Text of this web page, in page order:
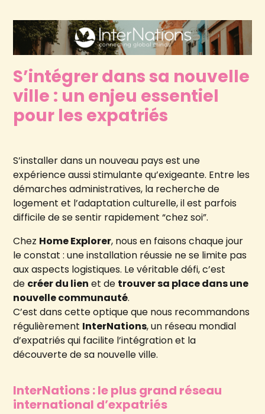
S’intégrer dans sa nouvelle
ville : un enjeu essentiel
pour les expatriés
S’installer dans un nouveau pays est une
expérience aussi stimulante qu’exigeante. Entre les
démarches administratives, la recherche de
logement et l’adaptation culturelle, il est parfois
difficile de se sentir rapidement “chez soi”.
Chez Home Explorer, nous en faisons chaque jour
le constat : une installation réussie ne se limite pas
aux aspects logistiques. Le véritable défi, c’est
de créer du lien et de trouver sa place dans une
nouvelle communauté.
C’est dans cette optique que nous recommandons
régulièrement InterNations, un réseau mondial
d’expatriés qui facilite l’intégration et la
découverte de sa nouvelle ville.
InterNations : le plus grand réseau
international d’expatriés